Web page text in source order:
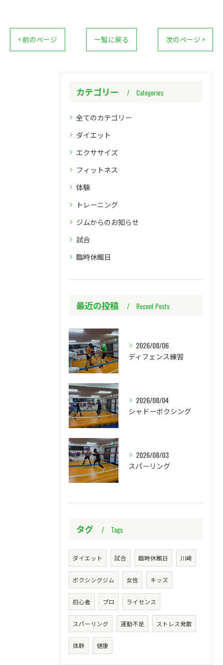
< 前のページ 一覧に戻る 次のページ >
カテゴリー Categories
全てのカテゴリー
ダイエット
エクササイズ
フィットネス
体験
トレーニング
ジムからのお知らせ
試合
臨時休館日
最近の投稿 Recent Posts
2026/08/06
ディフェンス練習
2026/08/04
シャドーボクシング
2026/08/03
スパーリング
タグ Tags
ダイエット 試合 臨時休館日 川崎
ボクシングジム 女性 キッズ
初心者 プロ ライセンス
スパーリング 運動不足 ストレス発散
体幹 健康